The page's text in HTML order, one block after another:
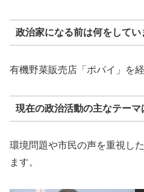
政治家になる前は何をしてい
有機野菜販売店「ポパイ」を
現在の政治活動の主なテーマ
環境問題や市民の声を重視し
ます。